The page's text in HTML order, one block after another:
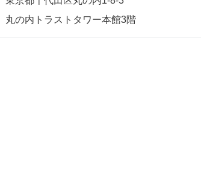
丸の内トラストタワー本館3階